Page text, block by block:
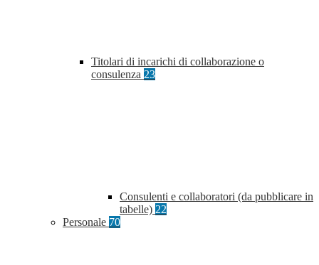
Titolari di incarichi di collaborazione o
consulenza 23
Consulenti e collaboratori (da pubblicare in
tabelle) 22
Personale 70